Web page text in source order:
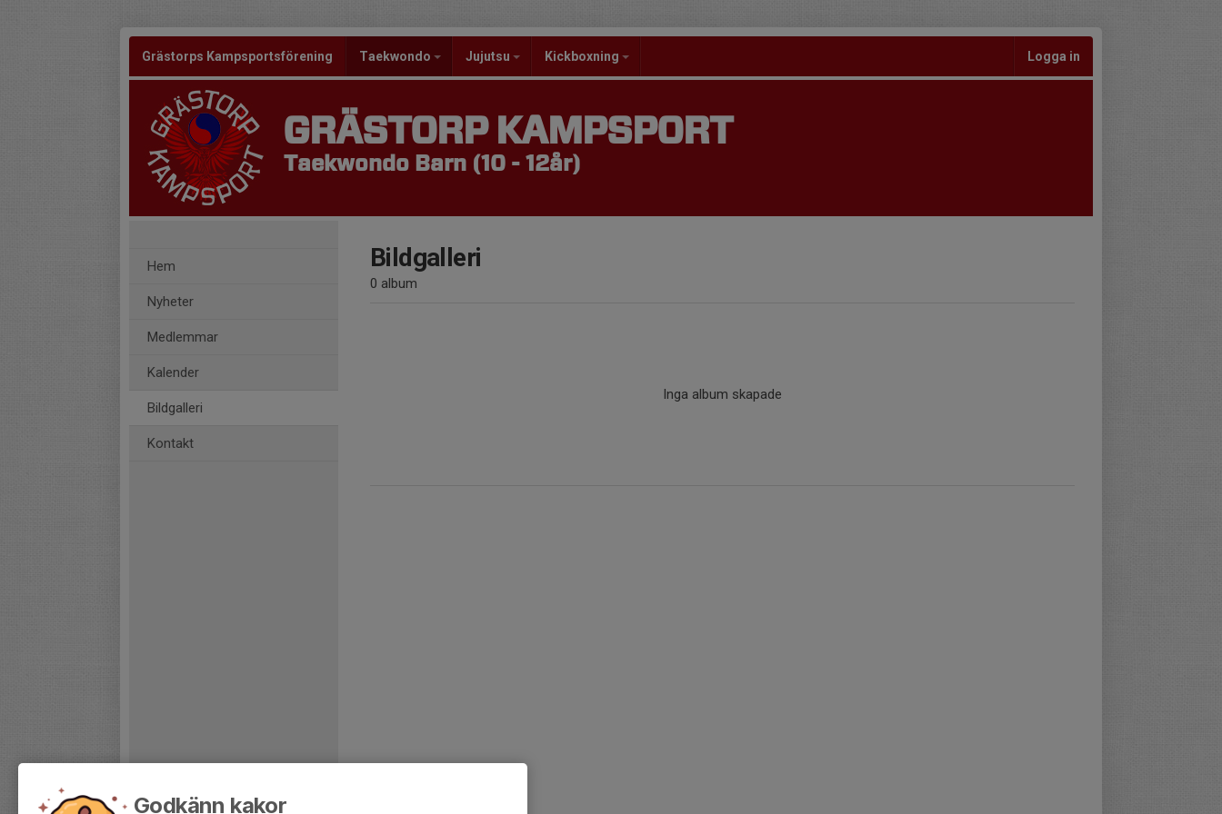
Grästorps Kampsportsförening Taekwondo Jujutsu Kickboxning Logga in
GRÄSTORP KAMPSPORT
Taekwondo Barn (10 - 12år)
Hem
Nyheter
Medlemmar
Kalender
Bildgalleri
Kontakt
Bildgalleri
0 album
Inga album skapade
Godkänn kakor